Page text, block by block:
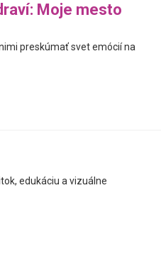
Moje mesto
preskúmať svet emócií na
edukáciu a vizuálne